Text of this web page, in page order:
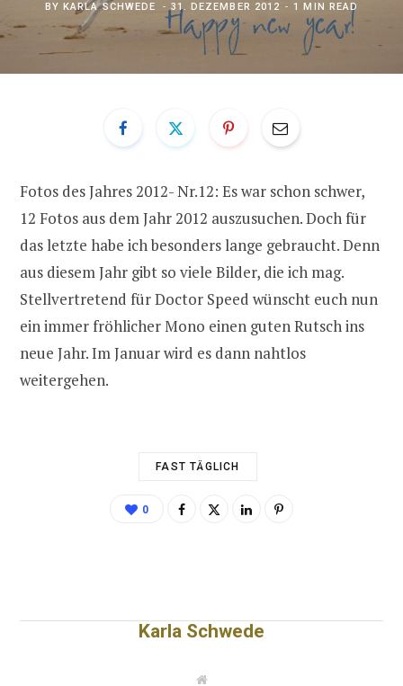
BYKARLA SCHWEDE 31. DEZEMBER 2012 1 MIN READ
Fotos des Jahres 2012- Nr.12: Es war schon schwer,
12 Fotos aus dem Jahr 2012 auszusuchen. Doch für
das letzte habe ich besonders lange gebraucht. Denn
aus diesem Jahr gibt so viele Bilder, die ich mag.
Stellvertretend für Doctor Speed wünscht euch nun
ein immer fröhlicher Mono einen guten Rutsch ins
neue Jahr. Im Januar wird es dann nahtlos
weitergehen.
FAST TÄGLICH
0
Karla Schwede
W